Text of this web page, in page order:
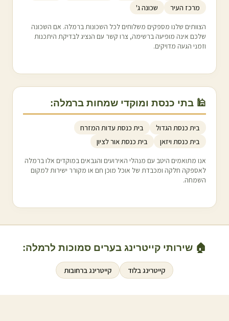
מרכז העיר
שכונה ג'
הצוותים שלנו מספקים משלוחים לכל השכונות ברמלה. אם השכונה
שלכם אינה מופיעה ברשימה, צרו קשר עם הנציג לבדיקת היתכנות
וזמני הגעה מדויקים.
🕌 בתי כנסת ומוקדי שמחות ברמלה:
בית כנסת הגדול
בית כנסת עדות המזרח
בית כנסת ויזאן
בית כנסת אור לציון
אנו מתואמים היטב עם מנהלי האירועים והגבאים במוקדים אלו ברמלה
לאספקה חלקה ומכבדת של אוכל מוכן חם או מקורר ישירות למקום
השמחה.
🏠 שירותי קייטרינג בערים סמוכות לרמלה:
קייטרינג בלוד קייטרינג ברחובות